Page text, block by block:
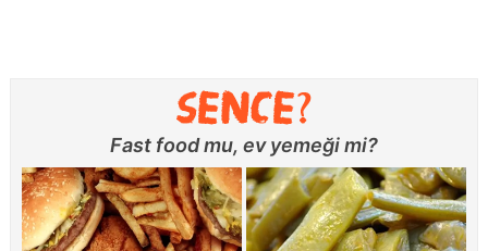
Fast food mu, ev yemeği mi?